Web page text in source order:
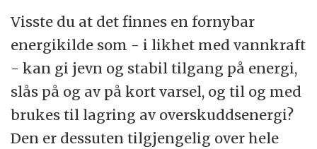
Visste du at det finnes en fornybar
energikilde som - i likhet med vannkraft
- kan gi jevn og stabil tilgang på energi,
slås på og av på kort varsel, og til og med
brukes til lagring av overskuddsenergi?
Den er dessuten tilgjengelig over hele